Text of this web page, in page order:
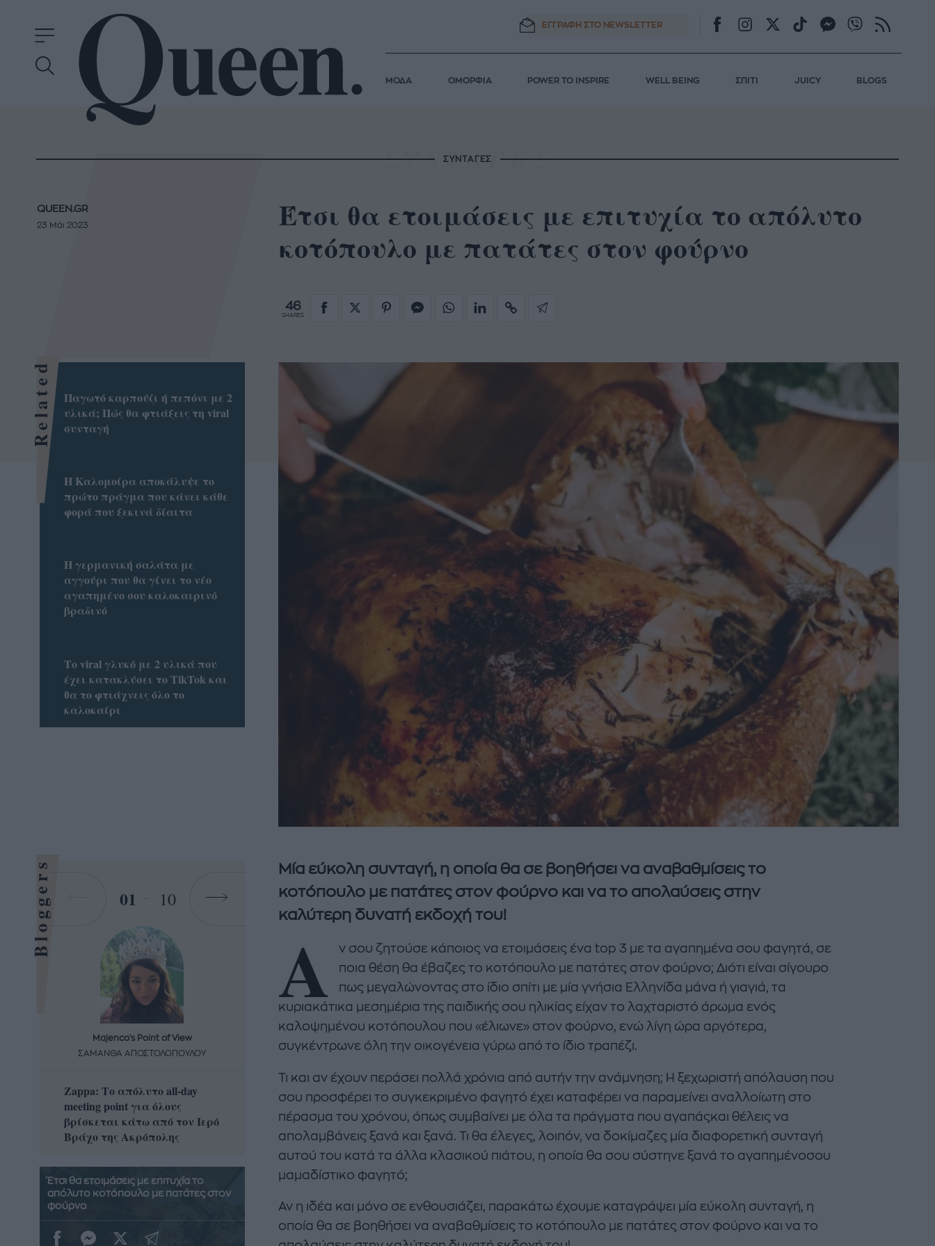
ΕΓΓΡΑΦΗ ΣΤΟ NEWSLETTER
ΜΟΔΑ ΟΜΟΡΦΙΑ POWER TO INSPIRE WELL BEING ΣΠΙΤΙ JUICY BLOGS
ΣΥΝΤΑΓΕΣ
Έτσι θα ετοιμάσεις με επιτυχία το απόλυτο
κοτόπουλο με πατάτες στον φούρνο
46
SHARES
QUEEN.GR
23 Μάι 2023
Μία εύκολη συνταγή, η οποία θα σε βοηθήσει να αναβαθμίσεις το
κοτόπουλο με πατάτες στον φούρνο και να το απολαύσεις στην
καλύτερη δυνατή εκδοχή του!
Α
ν σου ζητούσε κάποιος να ετοιμάσεις ένα top 3 με τα αγαπημένα σου φαγητά, σε
ποια θέση θα έβαζες το κοτόπουλο με πατάτες στον φούρνο; Διότι είναι σίγουρο
πως μεγαλώνοντας στο ίδιο σπίτι με μία γνήσια Ελληνίδα μάνα ή γιαγιά, τα
κυριακάτικα μεσημέρια της παιδικής σου ηλικίας είχαν το λαχταριστό άρωμα ενός
καλοψημένου κοτόπουλου που «έλιωνε» στον φούρνο, ενώ λίγη ώρα αργότερα,
συγκέντρωνε όλη την οικογένεια γύρω από το ίδιο τραπέζι.
Τι και αν έχουν περάσει πολλά χρόνια από αυτήν την ανάμνηση; Η ξεχωριστή απόλαυση που
σου προσφέρει το συγκεκριμένο φαγητό έχει καταφέρει να παραμείνει αναλλοίωτη στο
πέρασμα του χρόνου, όπως συμβαίνει με όλα τα πράγματα που αγαπάςκαι θέλεις να
απολαμβάνεις ξανά και ξανά. Τι θα έλεγες, λοιπόν, να δοκίμαζες μία διαφορετική συνταγή
αυτού του κατά τα άλλα κλασικού πιάτου, η οποία θα σου σύστηνε ξανά το αγαπημένοσου
μαμαδίστικο φαγητό;
Αν η ιδέα και μόνο σε ενθουσιάζει, παρακάτω έχουμε καταγράψει μία εύκολη συνταγή, η
οποία θα σε βοηθήσει να αναβαθμίσεις το κοτόπουλο με πατάτες στον φούρνο και να το
Related
Παγωτό καρπούζι ή πεπόνι με 2
υλικά; Πώς θα φτιάξεις τη viral
συνταγή
Η Καλομοίρα αποκάλυψε το
πρώτο πράγμα που κάνει κάθε
φορά που ξεκινά δίαιτα
Η γερμανική σαλάτα με
αγγούρι που θα γίνει το νέο
αγαπημένο σου καλοκαιρινό
βραδινό
Το viral γλυκό με 2 υλικά που
έχει κατακλύσει το TikTok και
θα το φτιάχνεις όλο το
καλοκαίρι
Bloggers 01 10
Majenco's Point of View
ΣΑΜΑΝΘΑ ΑΠΟΣΤΟΛΟΠΟΥΛΟΥ
Zappa: Το απόλυτο all-day
meeting point για όλους
βρίσκεται κάτω από τον Ιερό
Βράχο της Ακρόπολης
ΣΑΜΑΝΘΑ ΑΠΟΣΤΟΛΟΠΟΥΛΟΥ
Η απόλυτη καλοκαιρινή
δροσερή σαλάτα με
καρπούζι, φέτα και φράουλες
που θα λατρέψετε
ΔΑΦΝΗ ΚΑΡΑΒΟΚΥΡΗ
Nτίνα Νικολάου: «Όταν
έπαθα την πρώτη κρίση
πανικού νόμιζα πως θα
πεθάνω»
Δείτε όσα έγιναν στον 13ο
Celebrity Beach Volleyball
Αγώνα της W.I.N. Hellas
Έτσι θα ετοιμάσεις με επιτυχία το
απόλυτο κοτόπουλο με πατάτες στον
φούρνο